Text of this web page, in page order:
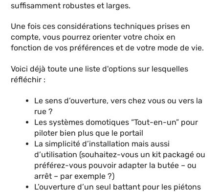
suffisamment robustes et larges.
Une fois ces considérations techniques prises en
compte, vous pourrez orienter votre choix en
fonction de vos préférences et de votre mode de vie.
Voici déjà toute une liste d'options sur lesquelles
réfléchir :
Le sens d’ouverture, vers chez vous ou vers la
rue ?
Les systèmes domotiques “Tout-en-un” pour
piloter bien plus que le portail
La simplicité d’installation mais aussi
d’utilisation (souhaitez-vous un kit packagé ou
préférez-vous pouvoir adapter la butée – ou
arrêt – par exemple ?)
L’ouverture d’un seul battant pour les piétons